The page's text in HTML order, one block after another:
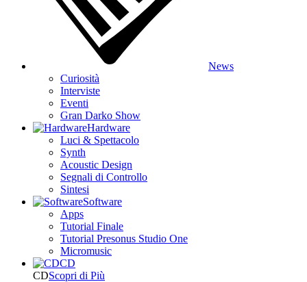
News
Curiosità
Interviste
Eventi
Gran Darko Show
Hardware
Luci & Spettacolo
Synth
Acoustic Design
Segnali di Controllo
Sintesi
Software
Apps
Tutorial Finale
Tutorial Presonus Studio One
Micromusic
CD
CDScopri di Più